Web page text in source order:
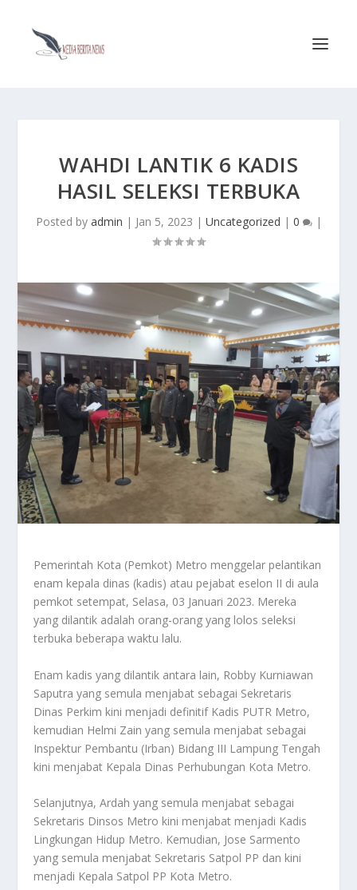
WAHDI LANTIK 6 KADIS
HASIL SELEKSI TERBUKA
Posted by admin | Jan 5, 2023 | Uncategorized | 0 |
Pemerintah Kota (Pemkot) Metro menggelar pelantikan
enam kepala dinas (kadis) atau pejabat eselon II di aula
pemkot setempat, Selasa, 03 Januari 2023. Mereka
yang dilantik adalah orang-orang yang lolos seleksi
terbuka beberapa waktu lalu.
Enam kadis yang dilantik antara lain, Robby Kurniawan
Saputra yang semula menjabat sebagai Sekretaris
Dinas Perkim kini menjadi definitif Kadis PUTR Metro,
kemudian Helmi Zain yang semula menjabat sebagai
Inspektur Pembantu (Irban) Bidang III Lampung Tengah
kini menjabat Kepala Dinas Perhubungan Kota Metro.
Selanjutnya, Ardah yang semula menjabat sebagai
Sekretaris Dinsos Metro kini menjabat menjadi Kadis
Lingkungan Hidup Metro. Kemudian, Jose Sarmento
yang semula menjabat Sekretaris Satpol PP dan kini
menjadi Kepala Satpol PP Kota Metro.